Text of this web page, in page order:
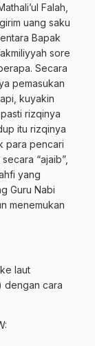
Falah,
uang saku
Bapak
sore
Secara
pemasukan
kuyakin
rizqinya
itu rizqinya
para pencari
“ajaib”,
yang
Guru Nabi
menemukan
laut
dengan cara